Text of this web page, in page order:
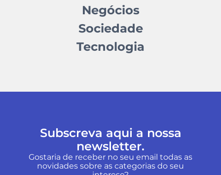
Negócios
Sociedade
Tecnologia
Subscreva aqui a nossa
newsletter.
Gostaria de receber no seu email todas as
novidades sobre as categorias do seu